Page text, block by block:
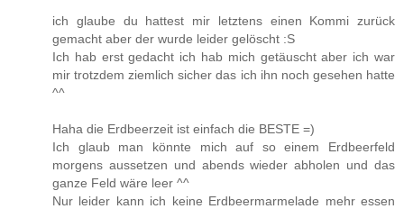
ich glaube du hattest mir letztens einen Kommi zurück
gemacht aber der wurde leider gelöscht :S
Ich hab erst gedacht ich hab mich getäuscht aber ich war
mir trotzdem ziemlich sicher das ich ihn noch gesehen hatte
^^
Haha die Erdbeerzeit ist einfach die BESTE =)
Ich glaub man könnte mich auf so einem Erdbeerfeld
morgens aussetzen und abends wieder abholen und das
ganze Feld wäre leer ^^
Nur leider kann ich keine Erdbeermarmelade mehr essen